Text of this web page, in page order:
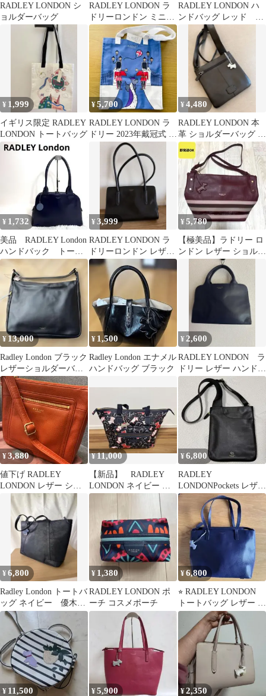
RADLEY LONDON シ
ョルダーバッグ
RADLEY LONDON ラ
ドリーロンドン ミニシ
ョルダーバッグ 本革 レ
ッド
RADLEY LONDON ハ
ンドバッグ レッド
【最終価格】
¥ 1,999
イギリス限定 RADLEY
LONDON トートバッグ
¥5,700
RADLEY LONDON ラ
ドリー 2023年戴冠式 限
定 ショルダーバッグ
¥4,480
RADLEY LONDON 本
革 ショルダーバッグ 犬
チャーム
¥ 1,732
美品 RADLEY London
ハンドバック トート
バッグ シグネチャ
ー 青
¥3,999
RADLEY LONDON ラ
ドリーロンドン レザー
トートバッグ ブラック
¥5,780
【極美品】ラドリー ロ
ンドン レザー ショルダ
ーバッグ ボルドー スト
¥ 13,000
Radley London ブラック
レザーショルダーバッ
グ
¥ 1,500
Radley London エナメル
ハンドバッグ ブラック
¥ 2,600
RADLEY LONDON ラ
ドリー レザー ハンドバ
ッグ 2WAY 紺
¥3,880
値下げ RADLEY
LONDON レザー ショ
ルダーバッグ オレンジ
¥11,000
【新品】 RADLEY
LONDON ネイビー 犬
柄 speckle dog
¥6,800
RADLEY
LONDONPockets レザー
ショルダーバッグ ブラ
¥6,800
Radley London トートバ
ッグ ネイビー 優木ま
おみさんプロデュース
¥ 1,380
RADLEY LONDON ポ
ーチ コスメポーチ
¥6,800
⭐︎ RADLEY LONDON
トートバッグ レザー 本
革 舟形 チャーム付き
¥ 11,500 ¥5,900 ¥2,350